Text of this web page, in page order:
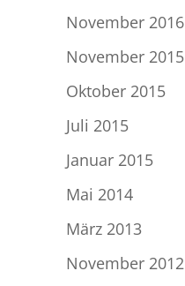
November 2016
November 2015
Oktober 2015
Juli 2015
Januar 2015
Mai 2014
März 2013
November 2012